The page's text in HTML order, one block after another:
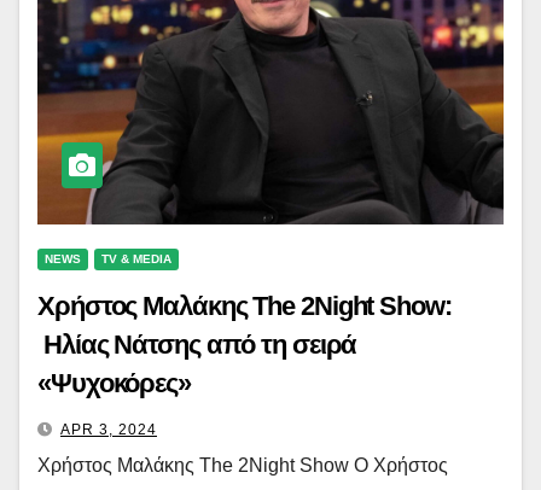
NEWS TV & MEDIA
Χρήστος Μαλάκης The 2Night Show:
Ηλίας Νάτσης από τη σειρά
«Ψυχοκόρες»
APR 3, 2024
Χρήστος Μαλάκης The 2Night Show Ο Χρήστος